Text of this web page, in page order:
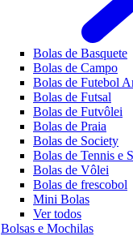
Bolas de Basquete
Bolas de Campo
Bolas de Futebol
Bolas de Futsal
Bolas de Futvôlei
Bolas de Praia
Bolas de Society
Bolas de Tennis e
Bolas de Vôlei
Bolas de frescobol
Mini Bolas
Ver todos
Bolsas e Mochilas